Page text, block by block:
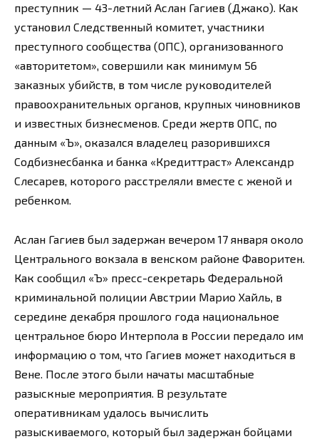
преступник — 43-летний Аслан Гагиев (Джако). Как
установил Следственный комитет, участники
преступного сообщества (ОПС), организованного
«авторитетом», совершили как минимум 56
заказных убийств, в том числе руководителей
правоохранительных органов, крупных чиновников
и известных бизнесменов. Среди жертв ОПС, по
данным «Ъ», оказался владелец разорившихся
Содбизнесбанка и банка «Кредиттраст» Александр
Слесарев, которого расстреляли вместе с женой и
ребенком.
Аслан Гагиев был задержан вечером 17 января около
Центрального вокзала в венском районе Фаворитен.
Как сообщил «Ъ» пресс-секретарь Федеральной
криминальной полиции Австрии Марио Хайль, в
середине декабря прошлого года национальное
центральное бюро Интерпола в России передало им
информацию о том, что Гагиев может находиться в
Вене. После этого были начаты масштабные
разыскные мероприятия. В результате
оперативникам удалось вычислить
разыскиваемого, который был задержан бойцами